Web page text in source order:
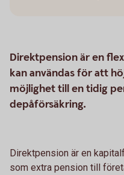
Direktpension är en
kan användas för att
möjlighet till en tidig
depåförsäkring.
Direktpension är en
som extra pension till